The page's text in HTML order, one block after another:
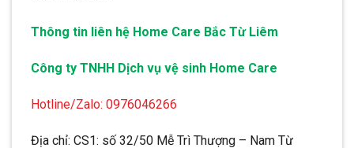
Thông tin liên hệ Home Care Bắc Từ Liêm
Công ty TNHH Dịch vụ vệ sinh Home Care
Hotline/Zalo: 0976046266
Địa chỉ: CS1: số 32/50 Mễ Trì Thượng – Nam Từ